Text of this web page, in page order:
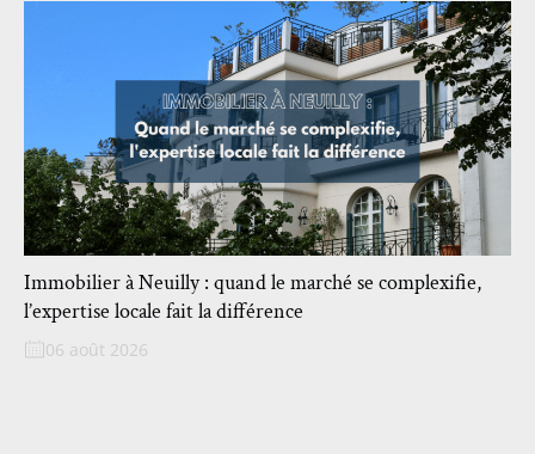
Immobilier à Neuilly : quand le marché se complexifie,
l’expertise locale fait la différence
06 août 2026